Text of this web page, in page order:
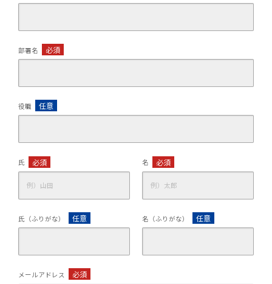
部署名 必須
役職 任意
氏 必須 名 必須
氏（ふりがな） 任意 名（ふりがな） 任意
メールアドレス 必須